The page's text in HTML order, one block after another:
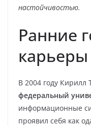
настойчивостью.
Ранние
карьеры
В 2004 году Кирилл
федеральный
информационные
проявил себя как